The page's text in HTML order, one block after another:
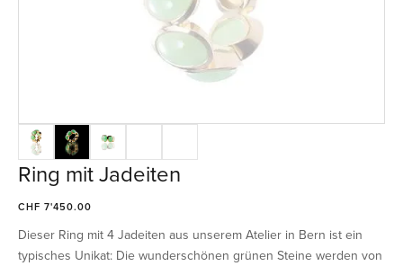
Ring mit Jadeiten
CHF 7'450.00
Dieser Ring mit 4 Jadeiten aus unserem Atelier in Bern ist ein
typisches Unikat: Die wunderschönen grünen Steine werden von